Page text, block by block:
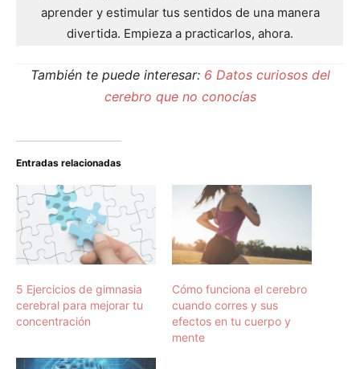
aprender y estimular tus sentidos de una manera
divertida. Empieza a practicarlos, ahora.
También te puede interesar: 6 Datos curiosos del
cerebro que no conocías
Entradas relacionadas
5 Ejercicios de gimnasia
cerebral para mejorar tu
concentración
Cómo funciona el cerebro
cuando corres y sus
efectos en tu cuerpo y
mente